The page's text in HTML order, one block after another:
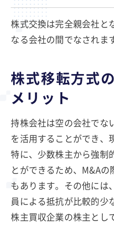
株式交換は完全親会社と
なる会社の間でなされま
株式移転方式
メリット
持株会社は空の会社でな
を活用することができ、
特に、少数株主から強制
とができるため、M&A
もあります。その他には
員による抵抗が比較的少
株主買収企業の株主とし